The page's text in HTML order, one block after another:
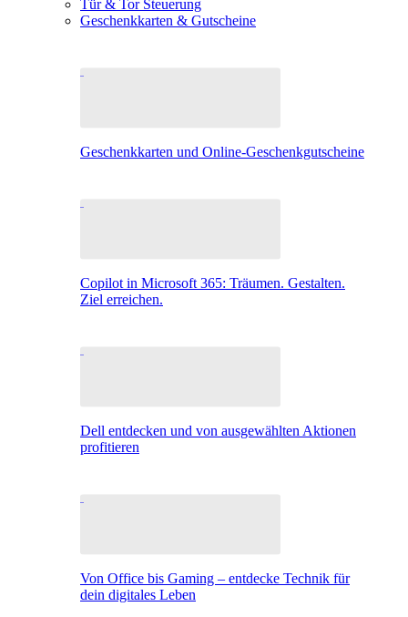
Tür & Tor Steuerung
Geschenkkarten & Gutscheine
Geschenkkarten und Online-Geschenkgutscheine
Copilot in Microsoft 365: Träumen. Gestalten.
Ziel erreichen.
Dell entdecken und von ausgewählten Aktionen
profitieren
Von Office bis Gaming – entdecke Technik für
dein digitales Leben